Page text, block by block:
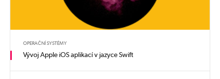
OPERAČNÍ SYSTÉMY
Vývoj Apple iOS aplikací v jazyce Swift